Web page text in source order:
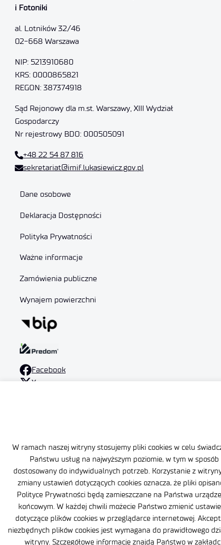
W ramach naszej witryny stosujemy pliki cookies w celu
Państwu usług na najwyższym poziomie, w tym w sposób
dostosowany do indywidualnych potrzeb. Korzystanie z
zmiany ustawień dotyczących cookies oznacza, że pliki
Polityce Prywatności będą zamieszczane na Państwa
końcowym. W każdej chwili możecie Państwo zmienić
dotyczące plików cookies w przeglądarce internetowej.
niezbędnych plików cookies jest wymagana do prawidłowego
witryny. Szczegółowe informacje znajdą Państwo w
i Fotoniki
al. Lotników 32/46
02-668 Warszawa
NIP: 5213910680
KRS: 0000865821
REGON: 387374918
Sąd Rejonowy dla m.st. Warszawy, XIII Wydział
Gospodarczy
Nr rejestrowy BDO: 000505091
+48 22 54 87 816
sekretariat@imif.lukasiewicz.gov.pl
Dane osobowe
Deklaracja Dostępności
Polityka Prywatności
Ważne informacje
Zamówienia publiczne
Wynajem powierzchni
Facebook
X